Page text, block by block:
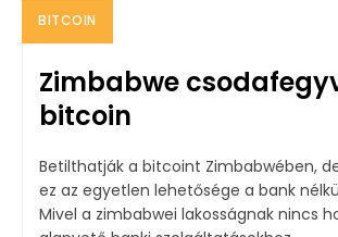
BITCOIN
Zimbabwe
bitcoin
Betilthatják a bitcoint Zimbabwében,
ez az egyetlen lehetősége a bank
Mivel a zimbabwei lakosságnak nincs